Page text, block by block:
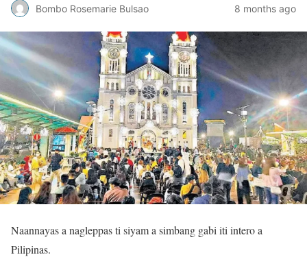
Bombo Rosemarie Bulsao 8 months ago
Naannayas a nagleppas ti siyam a simbang gabi iti intero a
Pilipinas.